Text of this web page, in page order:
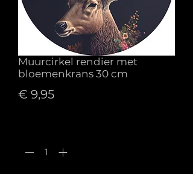
Muurcirkel rendier met
bloemenkrans 30 cm
€ 9,95Prijs